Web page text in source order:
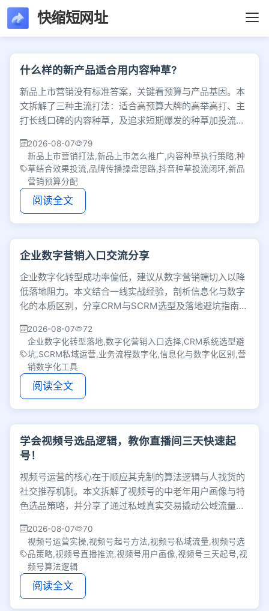
快缩短网址
文章列表 - 第18页 -
什么样的新产品适合用内容种草?
新品上市营销没有标准答案，关键看预算与产品基因。本
文拆解了三种主流打法：适合高预算大牌的高举高打、主
打长线口碑的内容种草，及追求短期爆发的种草加投流，
2026-08-07
79
新品上市营销打法,新品上市怎么推广,内容种草执行策略,种
草结合效果投流,品牌传播操盘思路,抖音种草投流闭环,新品
营销预算分配
阅读全文
企业数字营销入口交流分享
企业数字化转型成功率偏低，建议从数字营销端切入以降
低落地阻力。本文结合一线实战经验，剖析信息化与数字
化的本质区别，分享CRM与SCRM选型及落地避坑指南，
2026-08-07
72
企业数字化转型落地,数字化营销入口选择,CRM系统选型避
坑,SCRM私域运营,业务流程数字化,信息化与数字化区别,营
销数字化工具
阅读全文
学会视频号选品逻辑，教你直播间三天快速起
号！
视频号运营的核心在于顺应其克制的算法逻辑与人找货的
社交推荐机制。本文拆解了视频号的中老年用户画像与特
色选品策略，并分享了通过私域真实交易撬动公域流量的
2026-08-07
70
视频号运营实操,视频号起号方法,视频号私域流量,视频号选
品策略,视频号直播推流,视频号用户画像,视频号三天起号,视
频号算法逻辑
阅读全文